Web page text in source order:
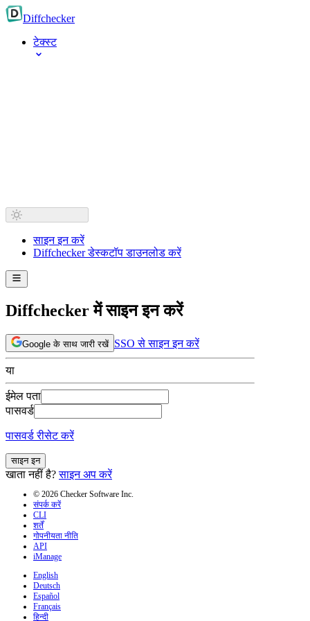
Diffchecker
टेक्स्ट
साइन इन करें
Diffchecker डेस्कटॉप डाउनलोड करें
Diffchecker में साइन इन करें
Google के साथ जारी रखें SSO से साइन इन करें
या
ईमेल पता
पासवर्ड
पासवर्ड रीसेट करें
साइन इन
खाता नहीं है? साइन अप करें
© 2026 Checker Software Inc.
संपर्क करें
CLI
शर्तें
गोपनीयता नीति
API
iManage
English
Deutsch
Español
Français
हिन्दी